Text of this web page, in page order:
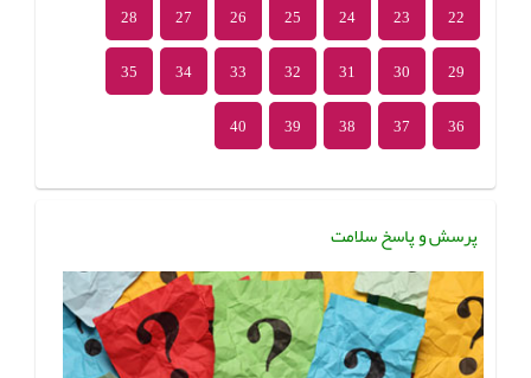
22
23
24
25
26
27
28
29
30
31
32
33
34
35
36
37
38
39
40
پرسش و پاسخ سلامت